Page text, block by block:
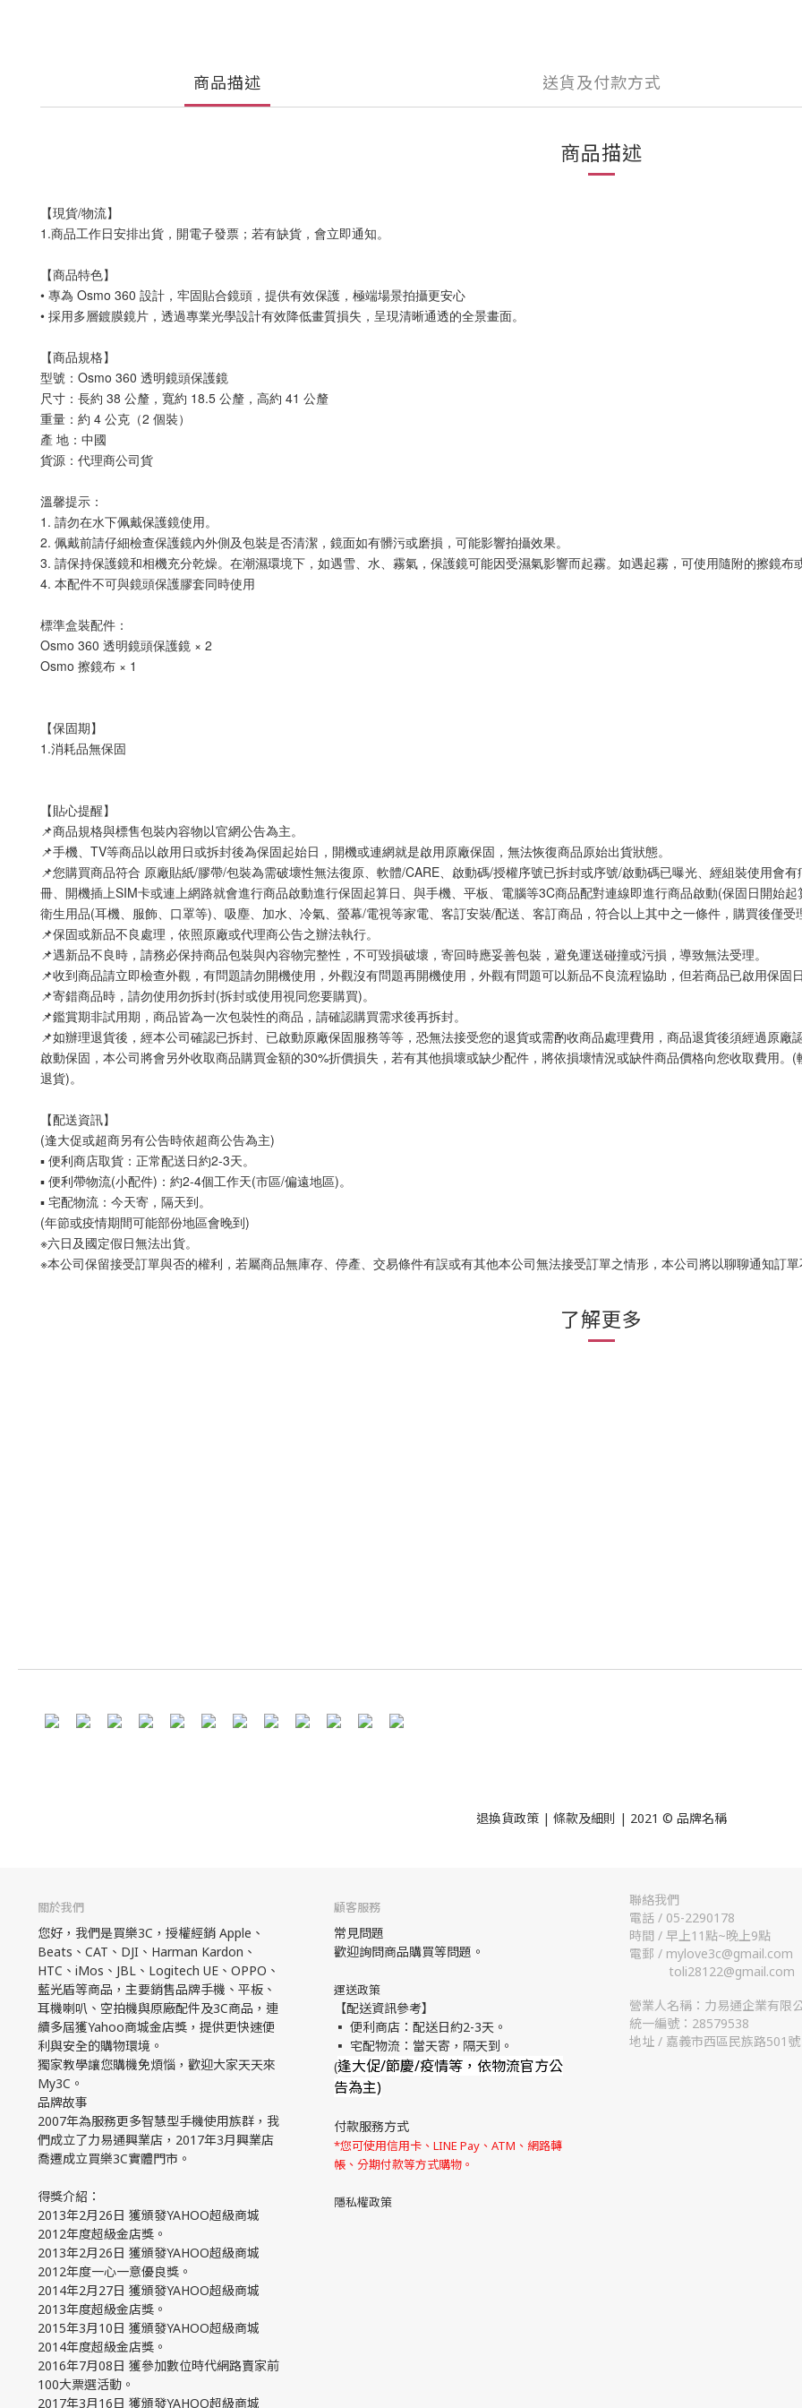
商品描述 送貨及付款方式
商品描述
【現貨/物流】
1.商品工作日安排出貨，開電子發票；若有缺貨，會立即通知。
【商品特色】
• 專為 Osmo 360 設計，牢固貼合鏡頭，提供有效保護，極端場景拍攝更安心
• 採用多層鍍膜鏡片，透過專業光學設計有效降低畫質損失，呈現清晰通透的全景畫面。
【商品規格】
型號：Osmo 360 透明鏡頭保護鏡
尺寸：長約 38 公釐，寬約 18.5 公釐，高約 41 公釐
重量：約 4 公克（2 個裝）
產 地：中國
貨源：代理商公司貨
溫馨提示：
1. 請勿在水下佩戴保護鏡使用。
2. 佩戴前請仔細檢查保護鏡內外側及包裝是否清潔，鏡面如有髒污或磨損，可能影響拍攝效果。
3. 請保持保護鏡和相機充分乾燥。在潮濕環境下，如遇雪、水、霧氣，保護鏡可能因受濕氣影響而起霧。如遇起霧，可使用隨附的擦鏡布
4. 本配件不可與鏡頭保護膠套同時使用
標準盒裝配件：
Osmo 360 透明鏡頭保護鏡 × 2
Osmo 擦鏡布 × 1
【保固期】
1.消耗品無保固
【貼心提醒】
📌商品規格與標售包裝內容物以官網公告為主。
📌手機、TV等商品以啟用日或拆封後為保固起始日，開機或連網就是啟用原廠保固，無法恢復商品原始出貨狀態。
📌您購買商品符合 原廠貼紙/膠帶/包裝為需破壞性無法復原、軟體/CARE、啟動碼/授權序號已拆封或序號/啟動碼已曝光、經組裝使用會
冊、開機插上SIM卡或連上網路就會進行商品啟動進行保固起算日、與手機、平板、電腦等3C商品配對連線即進行商品啟動(保固日開始
衛生用品(耳機、服飾、口罩等)、吸塵、加水、冷氣、螢幕/電視等家電、客訂安裝/配送、客訂商品，符合以上其中之一條件，購買後僅
📌保固或新品不良處理，依照原廠或代理商公告之辦法執行。
📌遇新品不良時，請務必保持商品包裝與內容物完整性，不可毀損破壞，寄回時應妥善包裝，避免運送碰撞或污損，導致無法受理。
📌收到商品請立即檢查外觀，有問題請勿開機使用，外觀沒有問題再開機使用，外觀有問題可以新品不良流程協助，但若商品已啟用保
📌寄錯商品時，請勿使用勿拆封(拆封或使用視同您要購買)。
📌鑑賞期非試用期，商品皆為一次包裝性的商品，請確認購買需求後再拆封。
📌如辦理退貨後，經本公司確認已拆封、已啟動原廠保固服務等等，恐無法接受您的退貨或需酌收商品處理費用，商品退貨後須經過原
啟動保固，本公司將會另外收取商品購買金額的30%折價損失，若有其他損壞或缺少配件，將依損壞情況或缺件商品價格向您收取費用
退貨)。
【配送資訊】
(逢大促或超商另有公告時依超商公告為主)
▪ 便利商店取貨：正常配送日約2-3天。
▪ 便利帶物流(小配件)：約2-4個工作天(市區/偏遠地區)。
▪ 宅配物流：今天寄，隔天到。
(年節或疫情期間可能部份地區會晚到)
※六日及國定假日無法出貨。
※本公司保留接受訂單與否的權利，若屬商品無庫存、停產、交易條件有誤或有其他本公司無法接受訂單之情形，本公司將以聊聊通知訂
了解更多
退換貨政策 | 條款及細則 | 2021 © 品牌名稱
關於我們
您好，我們是買樂3C，授權經銷 Apple、
Beats、CAT、DJI、Harman Kardon、
HTC、iMos、JBL、Logitech UE、OPPO、
藍光盾等商品，主要銷售品牌手機、平板、
耳機喇叭、空拍機與原廠配件及3C商品，連
續多屆獲Yahoo商城金店獎，提供更快速便
利與安全的購物環境。
獨家教學讓您購機免煩惱，歡迎大家天天來
My3C。
品牌故事
2007年為服務更多智慧型手機使用族群，我
們成立了力易通興業店，2017年3月興業店
喬遷成立買樂3C實體門市。
得獎介紹：
2013年2月26日 獲頒發YAHOO超級商城
2012年度超級金店獎。
2013年2月26日 獲頒發YAHOO超級商城
2012年度一心一意優良獎。
2014年2月27日 獲頒發YAHOO超級商城
2013年度超級金店獎。
2015年3月10日 獲頒發YAHOO超級商城
2014年度超級金店獎。
2016年7月08日 獲參加數位時代網路賣家前
100大票選活動。
2017年3月16日 獲頒發YAHOO超級商城
顧客服務
常見問題
歡迎詢問商品購買等問題。
運送政策
【配送資訊參考】
▪ 便利商店：配送日約2-3天。
▪ 宅配物流：當天寄，隔天到。
(逢大促/節慶/疫情等，依物流官方公
告為主)
付款服務方式
*您可使用信用卡、LINE Pay、ATM、網路轉
帳、分期付款等方式購物。
隱私權政策
聯絡我們
電話 / 05-2290178
時間 / 早上11點~晚上9點
電郵 / mylove3c@gmail.com
toli28122@gmail.com
營業人名稱：力易通企業有限
統一編號：28579538
地址 / 嘉義市西區民族路501號